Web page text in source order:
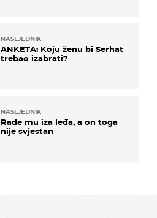
NASLJEDNIK
ANKETA: Koju ženu bi Serhat
trebao izabrati?
NASLJEDNIK
Rade mu iza leđa, a on toga
nije svjestan